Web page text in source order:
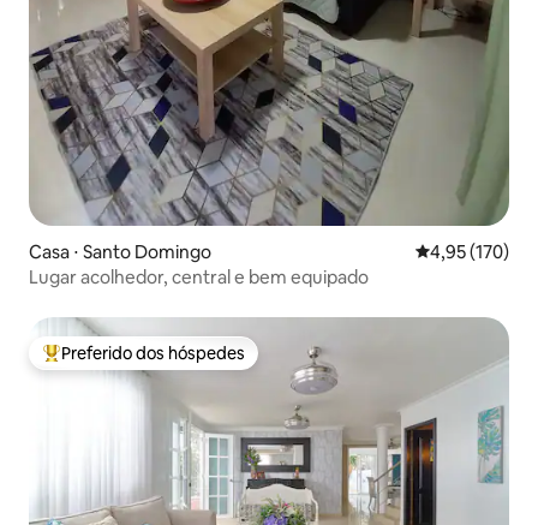
Casa ⋅ Santo Domingo 4,95 de uma
4,95 (170)
Lugar acolhedor, central e bem equipado
Entre os melhores preferidos dos hóspedes
Preferido dos hóspedes